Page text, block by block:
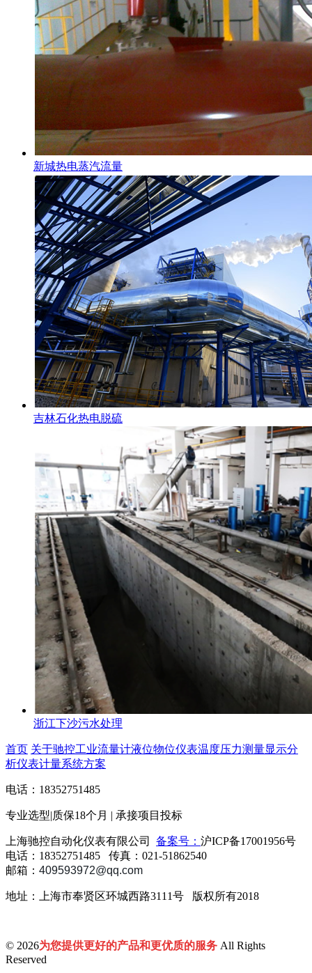
新城热电蒸汽流量
吉林石化热电脱硫
浙江下沙污水处理
首页 关于驰控工业流量计液位物位仪表温度压力测量显示分
析仪表计量系统方案
电话： 18352751485
专业选型|质保18个月 | 承接项目投标
上海驰控自动化仪表有限公司 备案号： 沪ICP备17001956号
电话：18352751485 传真：021-51862540
邮箱： 409593972@qq.com
地址：上海市奉贤区环城西路3111号 版权所有2018
© 2026为您提供更好的产品和更优质的服务 All Rights
Reserved